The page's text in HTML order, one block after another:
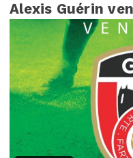
Alexis Guérin